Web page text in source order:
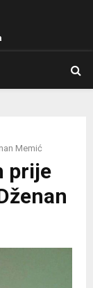
Memić
prije